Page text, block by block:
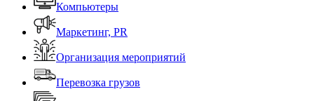
Компьютеры
Маркетинг, PR
Организация мероприятий
Перевозка грузов